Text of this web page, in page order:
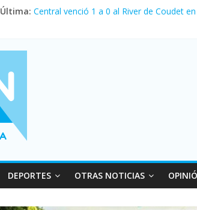
Última: Fuerte caída de la venta de autos usados
Desde que asumió Milei cerraron
Vacaciones de invierno con más
DEPORTES OTRAS NOTICIAS